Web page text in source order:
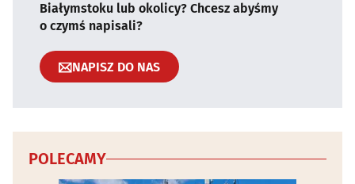
Białymstoku lub okolicy? Chcesz abyśmy
o czymś napisali?
NAPISZ DO NAS
POLECAMY